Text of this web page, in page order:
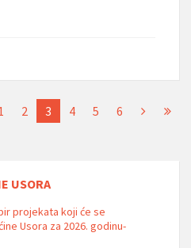
2 3 4 5 6
USORA
projekata koji će se
Usora za 2026. godinu-